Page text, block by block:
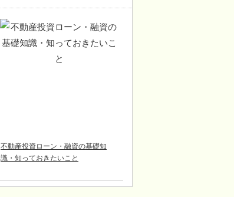
不動産投資ローン・融資の基礎知
識・知っておきたいこと